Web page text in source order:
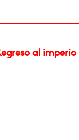
al imperio